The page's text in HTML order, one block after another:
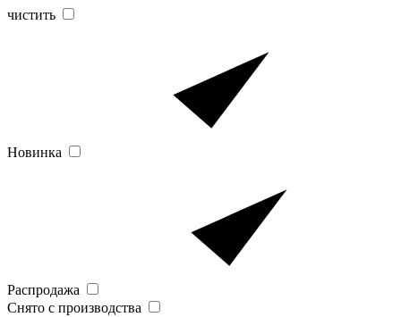
чистить
Новинка
Распродажа
Снято с производства